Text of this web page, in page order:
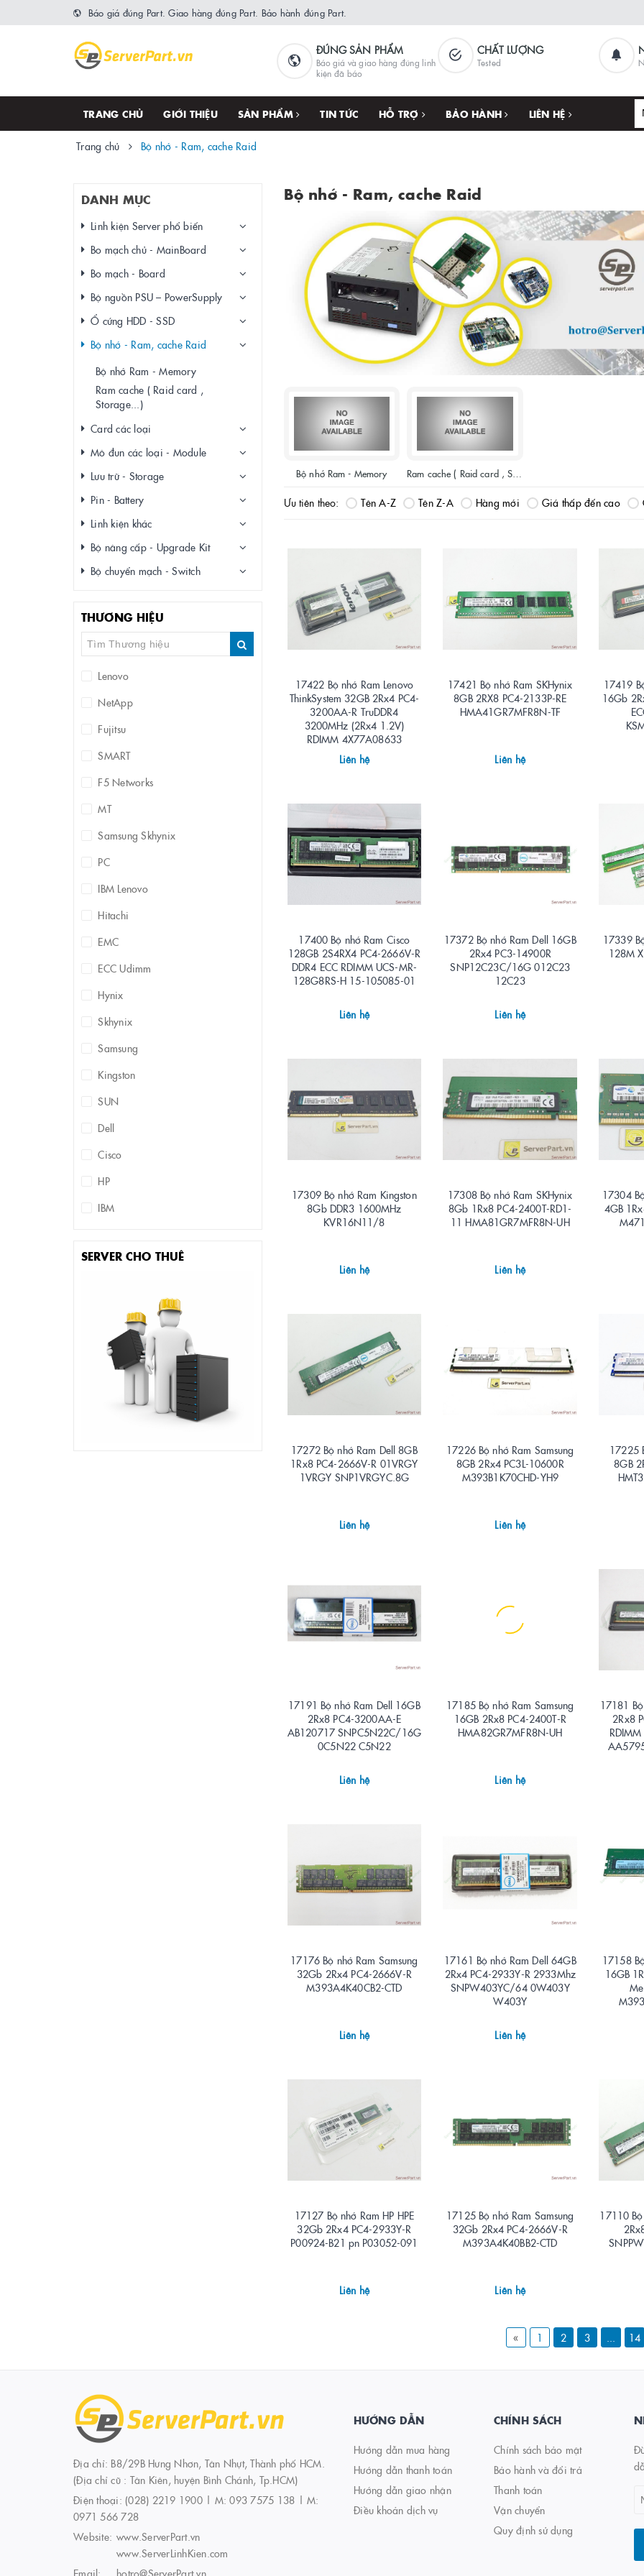
Báo giá đúng Part. Giao hàng đúng Part. Bảo hành đúng Part.
ĐÚNG SẢN PHẨM
Báo giá và giao hàng đúng linh
kiện đã báo
CHẤT LƯỢNG
Tested
TRANG CHỦ GIỚI THIỆU SẢN PHẨM TIN TỨC HỖ TRỢ BẢO HÀNH LIÊN HỆ
Trang chủ Bộ nhớ - Ram, cache Raid
Bộ nhớ - Ram, cache Raid
Bộ nhớ Ram - Memory
Ưu tiên theo: Tên A-Z Tên Z-A Hàng mới Giá thấp đến cao
17422 Bộ nhớ Ram Lenovo
ThinkSystem 32GB 2Rx4 PC4-
3200AA-R TruDDR4
3200MHz (2Rx4 1.2V)
RDIMM 4X77A08633
02JK237
Liên hệ
17421 Bộ nhớ Ram SKHynix
8GB 2RX8 PC4-2133P-RE
HMA41GR7MFR8N-TF
Liên hệ
17419
16Gb
17400 Bộ nhớ Ram Cisco
128GB 2S4RX4 PC4-2666V-R
DDR4 ECC RDIMM UCS-MR-
128G8RS-H 15-105085-01
Liên hệ
17372 Bộ nhớ Ram Dell 16GB
2Rx4 PC3-14900R
SNP12C23C/16G 012C23
12C23
Liên hệ
17339
128M
17309 Bộ nhớ Ram Kingston
8Gb DDR3 1600MHz
KVR16N11/8
Liên hệ
17308 Bộ nhớ Ram SKHynix
8Gb 1Rx8 PC4-2400T-RD1-
11 HMA81GR7MFR8N-UH
Liên hệ
17304
4GB
17272 Bộ nhớ Ram Dell 8GB
1Rx8 PC4-2666V-R 01VRGY
1VRGY SNP1VRGYC.8G
Liên hệ
17226 Bộ nhớ Ram Samsung
8GB 2Rx4 PC3L-10600R
M393B1K70CHD-YH9
Liên hệ
17225
8GB
17191 Bộ nhớ Ram Dell 16GB
2Rx8 PC4-3200AA-E
AB120717 SNPC5N22C/16G
0C5N22 C5N22
Liên hệ
17185 Bộ nhớ Ram Samsung
16GB 2Rx8 PC4-2400T-R
HMA82GR7MFR8N-UH
Liên hệ
17181
2Rx8
17176 Bộ nhớ Ram Samsung
32Gb 2Rx4 PC4-2666V-R
M393A4K40CB2-CTD
Liên hệ
17161 Bộ nhớ Ram Dell 64GB
2Rx4 PC4-2933Y-R 2933Mhz
SNPW403YC/64 0W403Y
W403Y
Liên hệ
17158
16GB
17127 Bộ nhớ Ram HP HPE
32Gb 2Rx4 PC4-2933Y-R
P00924-B21 pn P03052-091
Liên hệ
17125 Bộ nhớ Ram Samsung
32Gb 2Rx4 PC4-2666V-R
M393A4K40BB2-CTD
Liên hệ
17110
« 1 2 3 ... 14
DANH MỤC
Linh kiện Server phổ biến
Bo mạch chủ - MainBoard
Bo mạch - Board
Bộ nguồn PSU – PowerSupply
Ổ cứng HDD - SSD
Bộ nhớ - Ram, cache Raid
Bộ nhớ Ram - Memory
Ram cache ( Raid card ,
Storage...)
Card các loại
Mô đun các loại - Module
Lưu trữ - Storage
Pin - Battery
Linh kiện khác
Bộ nâng cấp - Upgrade Kit
Bộ chuyển mạch - Switch
THƯƠNG HIỆU
Lenovo
NetApp
Fujitsu
SMART
F5 Networks
MT
Samsung Skhynix
PC
IBM Lenovo
Hitachi
EMC
ECC Udimm
Hynix
Skhynix
Samsung
Kingston
SUN
Dell
Cisco
HP
IBM
SERVER CHO THUÊ
Địa chỉ: B8/29B Hưng Nhơn, Tân Nhựt, Thành phố HCM.
(Địa chỉ cũ : Tân Kiên, huyện Bình Chánh, Tp.HCM)
Điện thoại: (028) 2219 1900 | M: 093 7575 138 | M:
0971 566 728
Website: www.ServerPart.vn
www.ServerLinhKien.com
HƯỚNG DẪN
Hướng dẫn mua hàng
Hướng dẫn thanh toán
Hướng dẫn giao nhận
Điều khoản dịch vụ
CHÍNH SÁCH
Chính sách bảo mật
Bảo hành và đổi trả
Thanh toán
Vận chuyển
Quy định sử dụng